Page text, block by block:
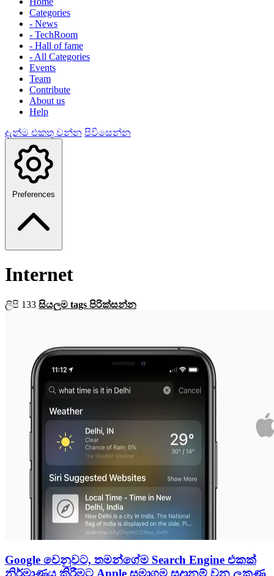
Categories
- News
- TechRoom
- Hall of fame
- All Categories
Events
Team
Contribute
About us
Help
දැන්ම එකතු වන්න පිවිසෙන්න
Preferences
Internet
ලිපි 133 සියලුම tags පිරික්සන්න
Google වෙනුවට, තමන්ගේම Search Engine එකක්